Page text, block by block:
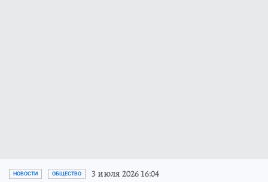
НОВОСТИ ОБЩЕСТВО 3 июля 2026 16:04